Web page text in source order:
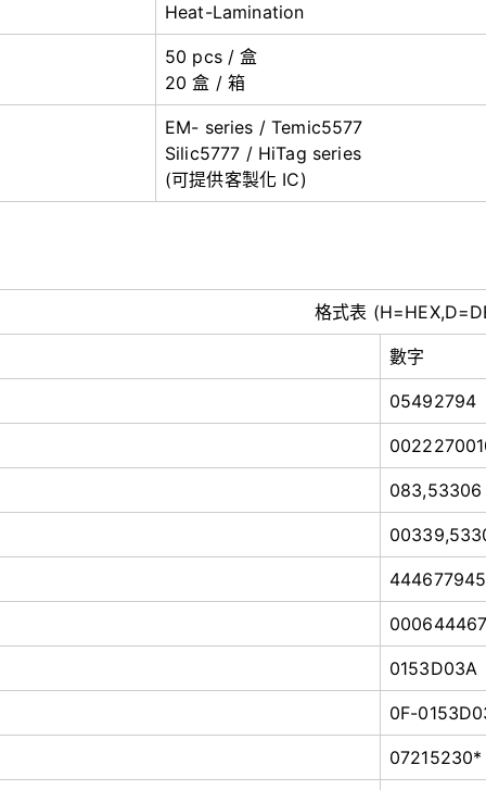
Heat-Lamination
50 pcs / 盒
20 盒 / 箱
EM- series / Temic5577
Silic5777 / HiTag series
(可提供客製化 IC)
格式表
數字
05492794
083,53306
0153D03A
0F-
07215230*